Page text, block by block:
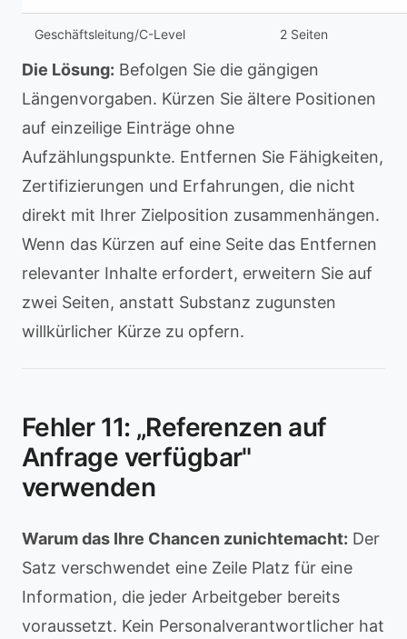
Geschäftsleitung/C-Level 2 Seiten
Die Lösung: Befolgen Sie die gängigen
Längenvorgaben. Kürzen Sie ältere Positionen
auf einzeilige Einträge ohne
Aufzählungspunkte. Entfernen Sie Fähigkeiten,
Zertifizierungen und Erfahrungen, die nicht
direkt mit Ihrer Zielposition zusammenhängen.
Wenn das Kürzen auf eine Seite das Entfernen
relevanter Inhalte erfordert, erweitern Sie auf
zwei Seiten, anstatt Substanz zugunsten
willkürlicher Kürze zu opfern.
Fehler 11: „Referenzen auf
Anfrage verfügbar"
verwenden
Warum das Ihre Chancen zunichtemacht: Der
Satz verschwendet eine Zeile Platz für eine
Information, die jeder Arbeitgeber bereits
voraussetzt. Kein Personalverantwortlicher hat